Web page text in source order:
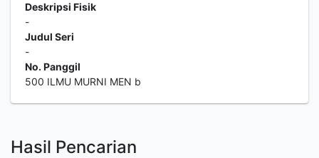
Deskripsi Fisik
-
Judul Seri
-
No. Panggil
500 ILMU MURNI MEN b
Hasil Pencarian